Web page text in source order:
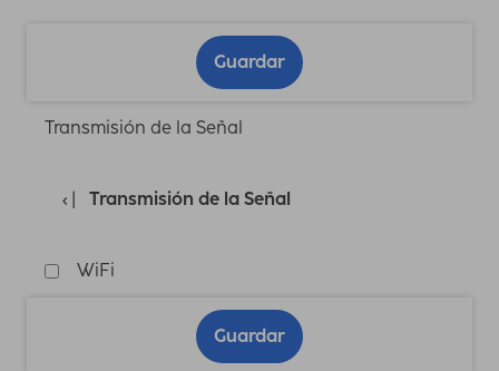
Guardar
Transmisión de la Señal
Transmisión de la Señal
WiFi
Guardar